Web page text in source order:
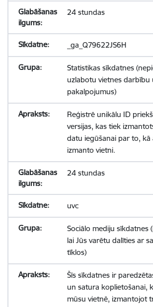
24 stundas
_ga_Q79622JS6H
Statistikas sīkdatnes
uzlabotu vietnes darbību
pakalpojumus)
Reģistrē unikālu ID
versijas, kas tiek
datu iegūšanai par to, kā
izmanto vietni.
24 stundas
uvc
Sociālo mediju sīkdatnes
lai Jūs varētu dalīties ar
tīklos)
Šīs sīkdatnes ir
un satura koplietošanai,
mūsu vietnē, izmantojot